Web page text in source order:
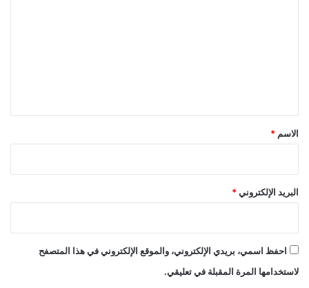
*
الاسم *
البريد الإلكتروني *
احفظ اسمي، بريدي الإلكتروني، والموقع الإلكتروني في هذا المتصفح
لاستخدامها المرة المقبلة في تعليقي.